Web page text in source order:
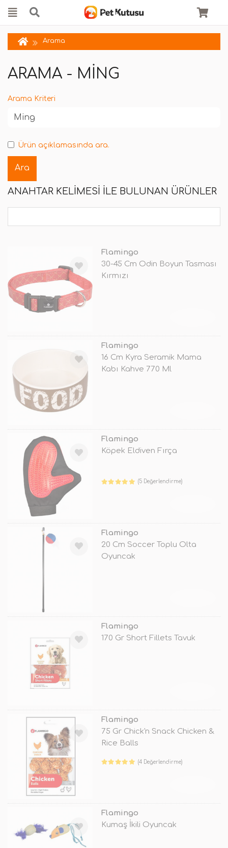
Arama
ARAMA - MING
Arama Kriteri
Ürün açıklamasında ara.
ANAHTAR KELIMESI ILE BULUNAN ÜRÜNLER
Flamingo
30-45 Cm Odin Boyun Tasması
Kırmızı
Flamingo
16 Cm Kyra Seramik Mama
Kabı Kahve 770 Ml
Flamingo
Köpek Eldiven Fırça
(5 Değerlendirme)
Flamingo
20 Cm Soccer Toplu Olta
Oyuncak
Flamingo
170 Gr Short Fillets Tavuk
Flamingo
75 Gr Chick'n Snack Chicken &
Rice Balls
(4 Değerlendirme)
Flamingo
Kumaş İkili Oyuncak